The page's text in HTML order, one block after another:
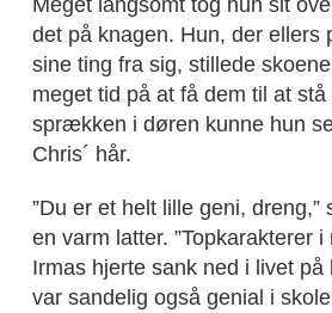
Meget langsomt tog hun sit
det på knagen. Hun, der ellers
sine ting fra sig, stillede
meget tid på at få dem til at
sprækken i døren kunne hun
Chris´ hår.
”Du er et helt lille geni, dreng,”
en varm latter. ”Topkarakterer
Irmas hjerte sank ned i livet på
var sandelig også genial i